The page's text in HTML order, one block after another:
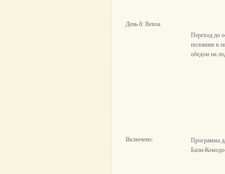
День 8: Benoa
Переход до
половине в
обедом на
Включено:
Программа
Бали-